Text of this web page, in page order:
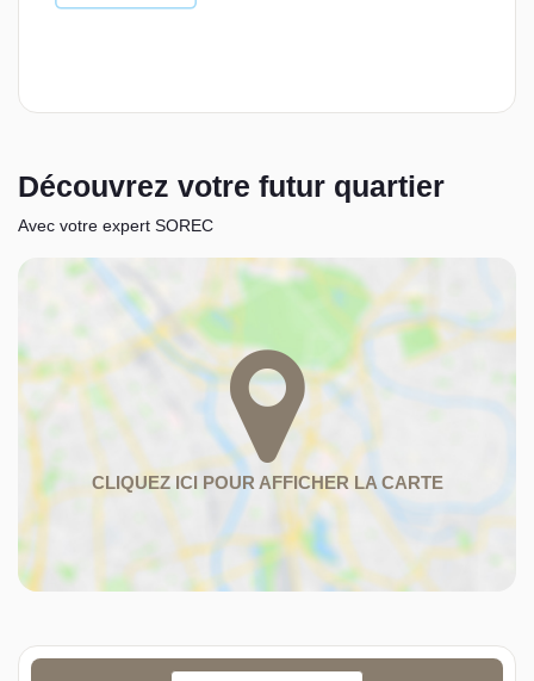
Découvrez votre futur quartier
Avec votre expert SOREC